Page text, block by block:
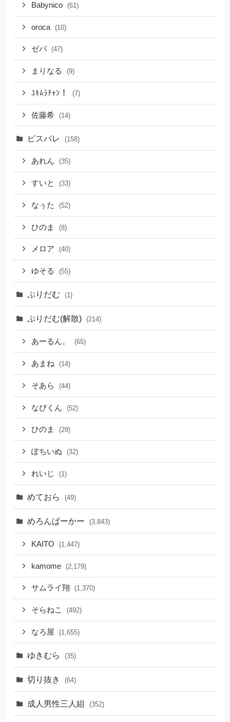
Babynico (61)
oroca (10)
ゼパ (47)
まりなる (9)
ﾕｷﾑﾗﾁｬﾝ！ (7)
佐藤希 (14)
ピスパレ (158)
あれん (35)
すいと (33)
なぅた (52)
ひのま (8)
メロア (40)
ゆそる (55)
ぷりだむ (1)
ぷりだむ(解散) (214)
あーるん。 (65)
あまね (14)
そあら (44)
なぴくん (52)
ひのま (29)
ぽちいぬ (32)
れいじ (1)
めておら (49)
めろんぱーかー (3,843)
KAITO (1,447)
kamome (2,179)
サムライ翔 (1,370)
そらねこ (492)
なろ屋 (1,655)
ゆきむら (35)
切り抜き (64)
成人男性三人組 (352)